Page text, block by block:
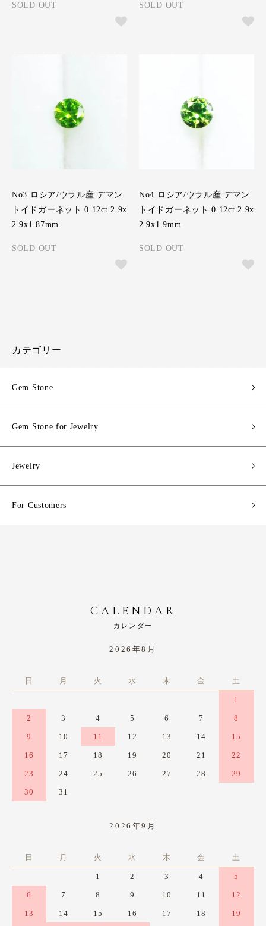
SOLD OUT SOLD OUT
No3 ロシア/ウラル産 デマン
トイドガーネット 0.12ct 2.9x
2.9x1.87mm
SOLD OUT
No4 ロシア/ウラル産 デマン
トイドガーネット 0.12ct 2.9x
2.9x1.9mm
SOLD OUT
カテゴリー
Gem Stone
Gem Stone for Jewelry
Jewelry
For Customers
CALENDAR
カレンダー
2026年8月
日 月 火 水 木 金 土
1
2 3 4 5 6 7 8
9 10 11 12 13 14 15
16 17 18 19 20 21 22
23 24 25 26 27 28 29
30 31
2026年9月
日 月 火 水 木 金 土
1 2 3 4 5
6 7 8 9 10 11 12
13 14 15 16 17 18 19